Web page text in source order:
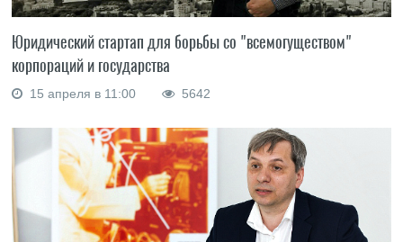
Юридический стартап для борьбы со "всемогуществом"
корпораций и государства
15 апреля в 11:00 5642